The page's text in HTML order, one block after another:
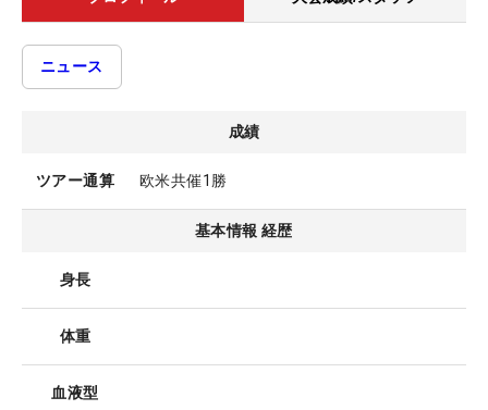
ニュース
成績
ツアー通算 欧米共催1勝
基本情報 経歴
身長
体重
血液型